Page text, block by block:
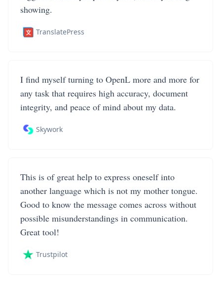
showing.
TranslatePress
I find myself turning to OpenL more and more for
any task that requires high accuracy, document
integrity, and peace of mind about my data.
Skywork
This is of great help to express oneself into
another language which is not my mother tongue.
Good to know the message comes across without
possible misunderstandings in communication.
Great tool!
Trustpilot